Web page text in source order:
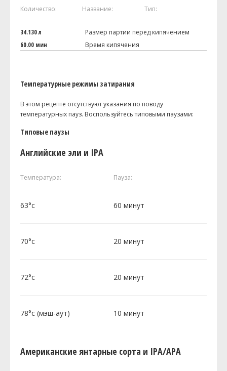
Количество: Название: Тип:
34.130 л
Размер партии перед кипячением
60.00 мин
Время кипячения
Температурные режимы затирания
В этом рецепте отсутствуют указания по поводу
температурных пауз. Воспользуйтесь типовыми паузами:
Типовые паузы
Английские эли и IPA
Температура: Пауза:
63°c 60 минут
70°c 20 минут
72°c 20 минут
78°c (мэш-аут) 10 минут
Американские янтарные сорта и IPA/APA